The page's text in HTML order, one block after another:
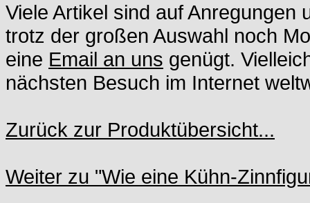
Viele Artikel sind auf Anregungen
trotz der großen Auswahl noch
eine Email an uns genügt.
nächsten Besuch im Internet
Zurück zur Produktübersicht...
Weiter zu "Wie eine Kühn-